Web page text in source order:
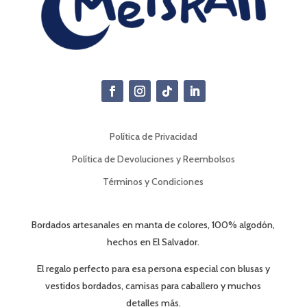
Política de Privacidad
Política de Devoluciones y Reembolsos
Términos y Condiciones
Bordados artesanales en manta de colores, 100% algodón,
hechos en El Salvador.
El regalo perfecto para esa persona especial con blusas y
vestidos bordados, camisas para caballero y muchos
detalles más.